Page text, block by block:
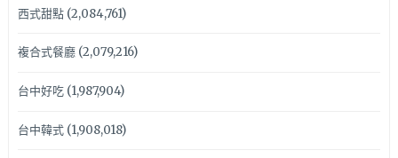
西式甜點(2,084,761)
複合式餐廳(2,079,216)
台中好吃(1,987,904)
台中韓式(1,908,018)